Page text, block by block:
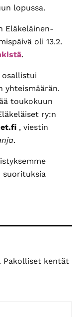
lopussa.
Eläkeläinen-
oli 13.2.
.
osallistui
yhteismäärän.
toukokuun
ry:n
, viestin
.
suorituksia
Pakolliset kentät